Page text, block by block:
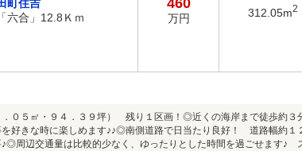
町住吉
六合」12.8Ｋｍ
460
万円 312.05m2
０５㎡・９４．３９坪） 残り１区画！◎近くの海岸まで徒歩約
を好きな時に楽しめます♪♪◎南側道路で日当たり良好！ 道路幅約
周辺交通量は比較的少なく、ゆったりとした時間を過ごせます♪